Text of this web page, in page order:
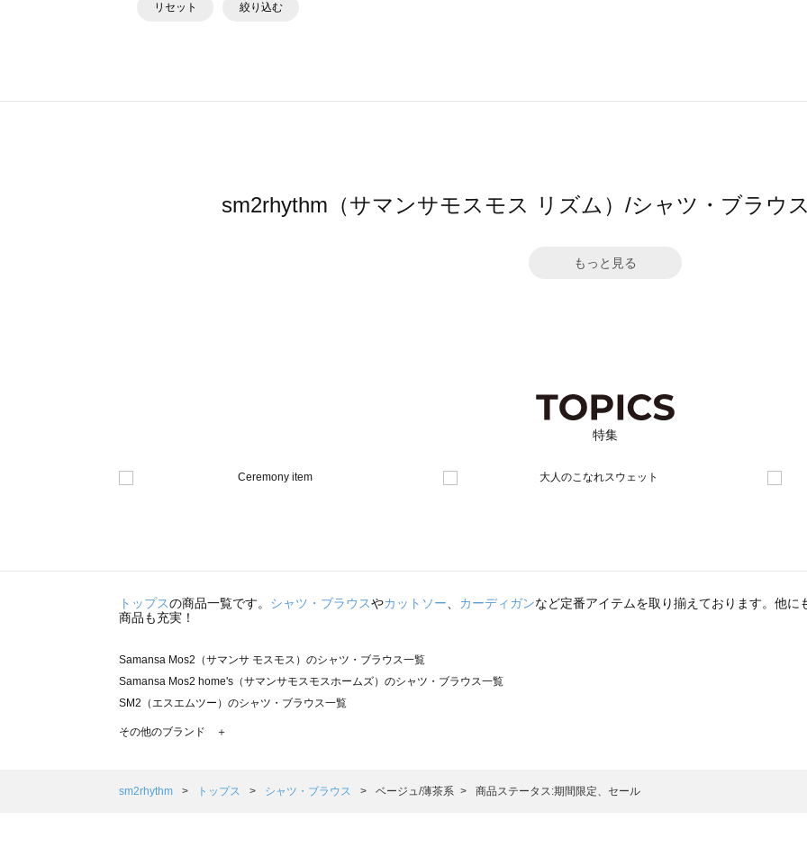
リセット 絞り込む
sm2rhythm（サマンサモスモス リズム）/シャツ・ブラウ
もっと見る
特集
トップスの商品一覧です。 シャツ・ブラウスやカットソー カーディガンなど定番アイテムを取り揃えております。他に
商品も充実！
Samansa Mos2（サマンサ モスモス）のシャツ・ブラウス一覧
Samansa Mos2 home's（サマンサモスモスホームズ）のシャツ・ブラウス一覧
SM2（エスエムツー）のシャツ・ブラウス一覧
TSUHARU by Samansa Mos2（ツハルバイサマンサモスモス）のシャツ・ブラウス一覧
Samansa Mos2 Lagom（サマンサモスモス ラーゴム）のシャツ・ブラウス一覧
その他のブランド ＋
sm2rhythm トップス シャツ・ブラウス ベージュ/薄茶系 商品ステータス:期間限定、セール